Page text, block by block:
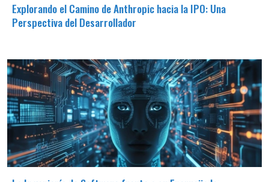
Explorando el Camino de Anthropic hacia la IPO: Una
Perspectiva del Desarrollador